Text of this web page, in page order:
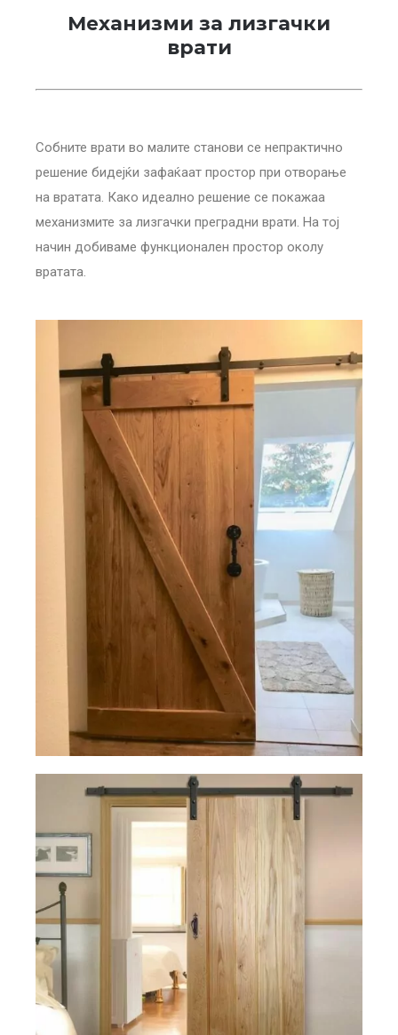
Механизми за лизгачки
врати
Собните врати во малите станови се непрактично
решение бидејќи зафаќаат простор при отворање
на вратата. Како идеално решение се покажаа
механизмите за лизгачки преградни врати. На тој
начин добиваме функционален простор околу
вратата.